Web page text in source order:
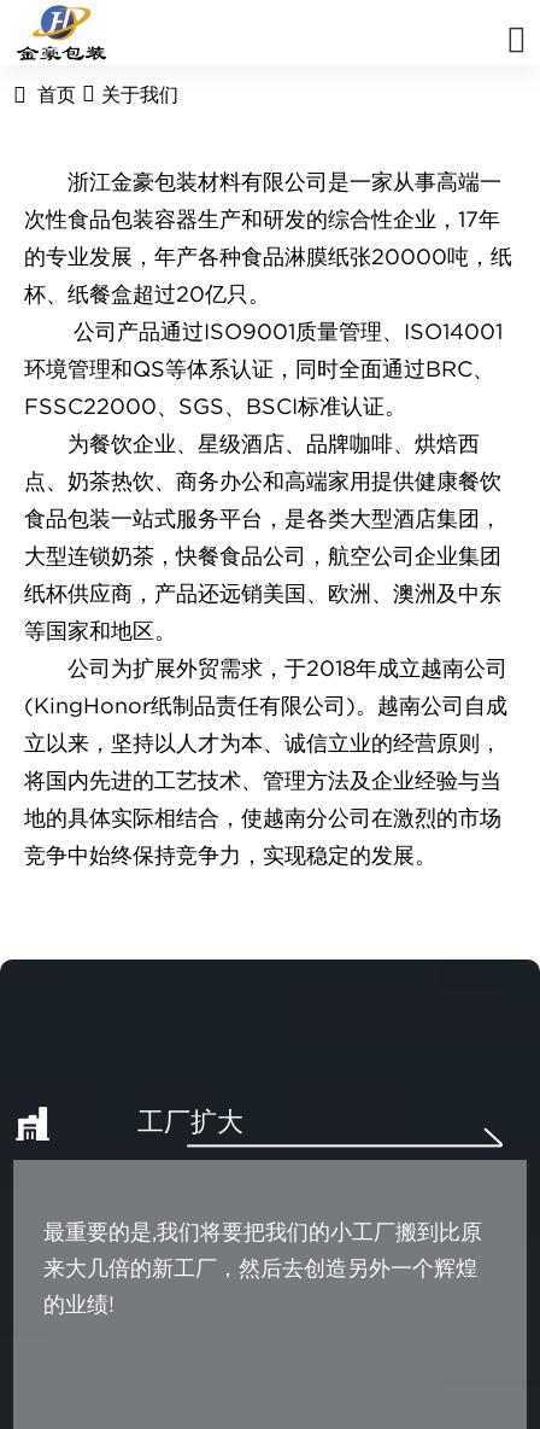
首页 关于我们
浙江金豪包装材料有限公司是一家从事高端一
次性食品包装容器生产和研发的综合性企业，17年
的专业发展，年产各种食品淋膜纸张20000吨，纸
杯、纸餐盒超过20亿只。
公司产品通过ISO9001质量管理、ISO14001
环境管理和QS等体系认证，同时全面通过BRC、
FSSC22000、SGS、BSCI标准认证。
为餐饮企业、星级酒店、品牌咖啡、烘焙西
点、奶茶热饮、商务办公和高端家用提供健康餐饮
食品包装一站式服务平台，是各类大型酒店集团，
大型连锁奶茶，快餐食品公司，航空公司企业集团
纸杯供应商，产品还远销美国、欧洲、澳洲及中东
等国家和地区。
公司为扩展外贸需求，于2018年成立越南公司
(KingHonor纸制品责任有限公司)。越南公司自成
立以来，坚持以人才为本、诚信立业的经营原则，
将国内先进的工艺技术、管理方法及企业经验与当
地的具体实际相结合，使越南分公司在激烈的市场
竞争中始终保持竞争力，实现稳定的发展。
工厂扩大
最重要的是,我们将要把我们的小工厂搬到比原
来大几倍的新工厂，然后去创造另外一个辉煌
的业绩!